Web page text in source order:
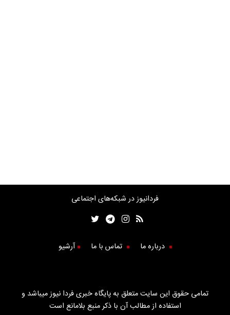
فردانیوز در شبکه‌های اجتماعی
درباره ما تماس با ما آرشیو
تمامی حقوق این سایت متعلق به پایگاه خبری فردا نیوز میباشد و
استفاده از مطالب آن با ذکر منبع بلامانع است